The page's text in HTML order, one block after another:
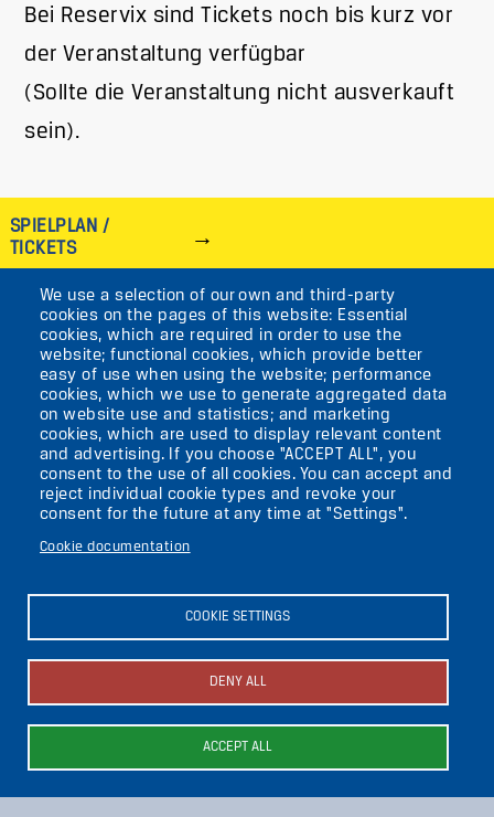
We use a selection of our own and third-party
cookies on the pages of this website: Essential
cookies, which are required in order to use the
website; functional cookies, which provide better
easy of use when using the website; performance
cookies, which we use to generate aggregated data
on website use and statistics; and marketing
cookies, which are used to display relevant content
and advertising. If you choose "ACCEPT ALL", you
consent to the use of all cookies. You can accept and
reject individual cookie types and revoke your
consent for the future at any time at "Settings".
Cookie documentation
COOKIE SETTINGS
DENY ALL
ACCEPT ALL
Bei Reservix sind Tickets noch bis kurz vor
der Veranstaltung verfügbar
(Sollte die Veranstaltung nicht ausverkauft
sein).
SPIELPLAN /
TICKETS
IMAGE
VIKTORIASTR. 10-18
12105 BERLIN
TEMPELHOF
AKTUELLES
DIE UFAFABRIK
Search
menu
(ENGLISH)
Press
Image Image Image